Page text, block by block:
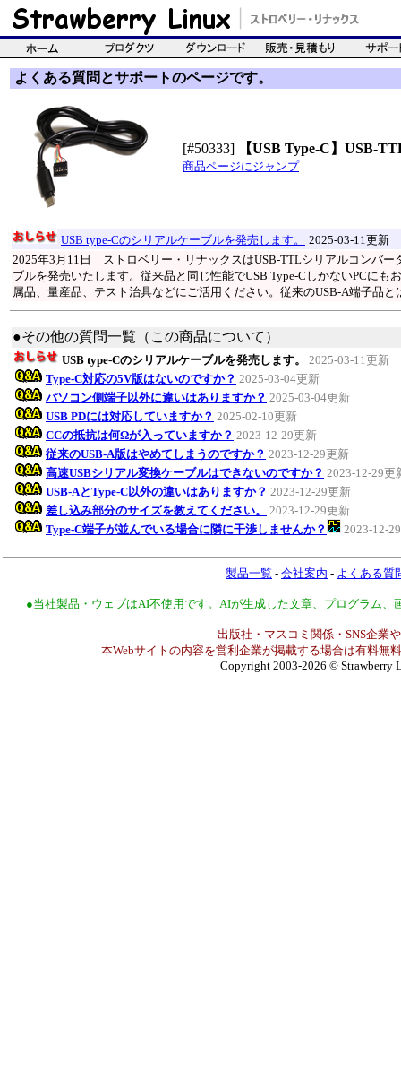
よくある質問とサポートのページです。
[#50333] 【USB Type-C】USB-
商品ページにジャンプ
USB type-Cのシリアルケーブルを発売します。
2025-03-11更新
2025年3月11日 ストロベリー・リナックスはUSB-TTLシリアルコンバー
ブルを発売いたします。従来品と同じ性能でUSB Type-CしかないPCに
属品、量産品、テスト治具などにご活用ください。従来のUSB-A端子品と
●その他の質問一覧（この商品について）
USB type-Cのシリアルケーブルを発売します。
2025-03-11更新
Type-C対応の5V版はないのですか？ 2025-03-04更新
パソコン側端子以外に違いはありますか？ 2025-03-04更新
USB PDには対応していますか？ 2025-02-10更新
CCの抵抗は何Ωが入っていますか？ 2023-12-29更新
従来のUSB-A版はやめてしまうのですか？ 2023-12-29更新
高速USBシリアル変換ケーブルはできないのですか？ 2023-12-29更
USB-AとType-C以外の違いはありますか？ 2023-12-29更新
差し込み部分のサイズを教えてください。
2023-12-29更新
Type-C端子が並んでいる場合に隣に干渉しませんか？
2023-12-
製品一覧 - 会社案内 - よくある質
●当社製品・ウェブはAI不使用です。AIが生成した文章、プログラム
出版社・マスコミ関係・SNS企業
本Webサイトの内容を営利企業が掲載する場合は有料無
Copyright 2003-2026 © Strawberry